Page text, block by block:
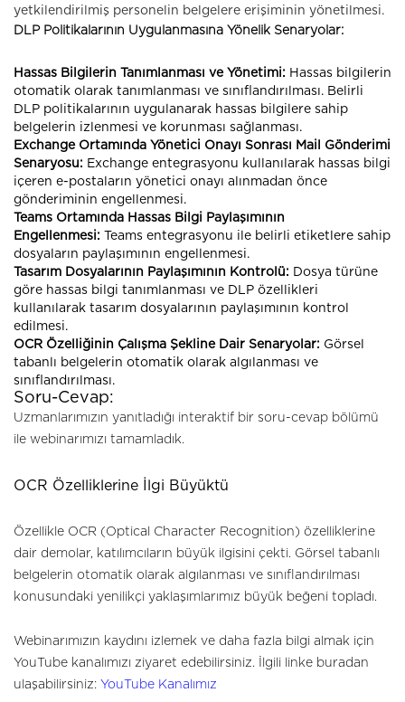
yetkilendirilmiş personelin belgelere erişiminin yönetilmesi.
DLP Politikalarının Uygulanmasına Yönelik Senaryolar:
Hassas Bilgilerin Tanımlanması ve Yönetimi: Hassas bilgilerin
otomatik olarak tanımlanması ve sınıflandırılması. Belirli
DLP politikalarının uygulanarak hassas bilgilere sahip
belgelerin izlenmesi ve korunması sağlanması.
Exchange Ortamında Yönetici Onayı Sonrası Mail Gönderimi
Senaryosu: Exchange entegrasyonu kullanılarak hassas bilgi
içeren e-postaların yönetici onayı alınmadan önce
gönderiminin engellenmesi.
Teams Ortamında Hassas Bilgi Paylaşımının
Engellenmesi: Teams entegrasyonu ile belirli etiketlere sahip
dosyaların paylaşımının engellenmesi.
Tasarım Dosyalarının Paylaşımının Kontrolü: Dosya türüne
göre hassas bilgi tanımlanması ve DLP özellikleri
kullanılarak tasarım dosyalarının paylaşımının kontrol
edilmesi.
OCR Özelliğinin Çalışma Şekline Dair Senaryolar: Görsel
tabanlı belgelerin otomatik olarak algılanması ve
sınıflandırılması.
Soru-Cevap:
Uzmanlarımızın yanıtladığı interaktif bir soru-cevap bölümü
ile webinarımızı tamamladık.
OCR Özelliklerine İlgi Büyüktü
Özellikle OCR (Optical Character Recognition) özelliklerine
dair demolar, katılımcıların büyük ilgisini çekti. Görsel tabanlı
belgelerin otomatik olarak algılanması ve sınıflandırılması
konusundaki yenilikçi yaklaşımlarımız büyük beğeni topladı.
Webinarımızın kaydını izlemek ve daha fazla bilgi almak için
YouTube kanalımızı ziyaret edebilirsiniz. İlgili linke buradan
ulaşabilirsiniz: YouTube Kanalımız